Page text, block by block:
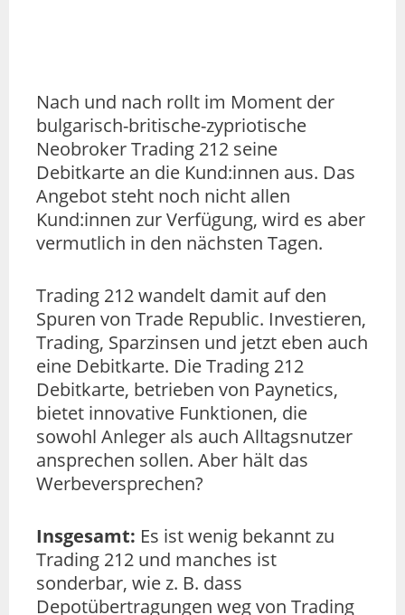
Nach und nach rollt im Moment der
bulgarisch-britische-zypriotische
Neobroker Trading 212 seine
Debitkarte an die Kund:innen aus. Das
Angebot steht noch nicht allen
Kund:innen zur Verfügung, wird es aber
vermutlich in den nächsten Tagen.
Trading 212 wandelt damit auf den
Spuren von Trade Republic. Investieren,
Trading, Sparzinsen und jetzt eben auch
eine Debitkarte. Die Trading 212
Debitkarte, betrieben von Paynetics,
bietet innovative Funktionen, die
sowohl Anleger als auch Alltagsnutzer
ansprechen sollen. Aber hält das
Werbeversprechen?
Insgesamt: Es ist wenig bekannt zu
Trading 212 und manches ist
sonderbar, wie z. B. dass
Depotübertragungen weg von Trading